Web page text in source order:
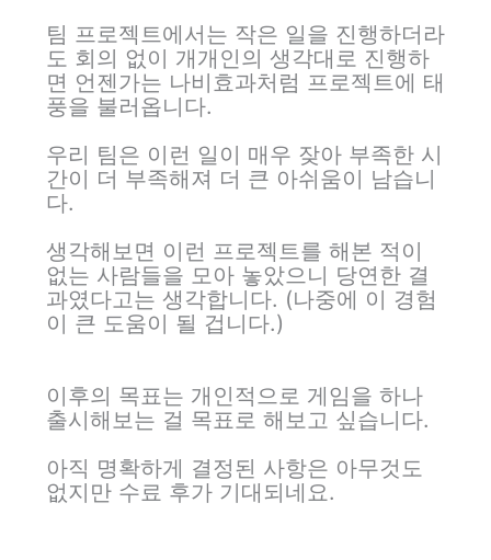
팀 프로젝트에서는 작은 일을 진행하더라
도 회의 없이 개개인의 생각대로 진행하
면 언젠가는 나비효과처럼 프로젝트에 태
풍을 불러옵니다.
우리 팀은 이런 일이 매우 잦아 부족한 시
간이 더 부족해져 더 큰 아쉬움이 남습니
다.
생각해보면 이런 프로젝트를 해본 적이
없는 사람들을 모아 놓았으니 당연한 결
과였다고는 생각합니다. (나중에 이 경험
이 큰 도움이 될 겁니다.)
이후의 목표는 개인적으로 게임을 하나
출시해보는 걸 목표로 해보고 싶습니다.
아직 명확하게 결정된 사항은 아무것도
없지만 수료 후가 기대되네요.